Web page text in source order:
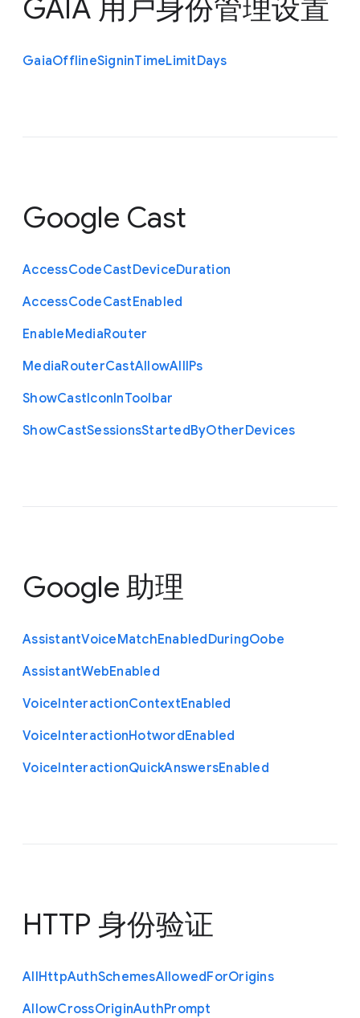
GAIA 用户身份管理设置
GaiaOfflineSigninTimeLimitDays
Google Cast
AccessCodeCastDeviceDuration
AccessCodeCastEnabled
EnableMediaRouter
MediaRouterCastAllowAllIPs
ShowCastIconInToolbar
ShowCastSessionsStartedByOtherDevices
Google 助理
AssistantVoiceMatchEnabledDuringOobe
AssistantWebEnabled
VoiceInteractionContextEnabled
VoiceInteractionHotwordEnabled
VoiceInteractionQuickAnswersEnabled
HTTP 身份验证
AllHttpAuthSchemesAllowedForOrigins
AllowCrossOriginAuthPrompt